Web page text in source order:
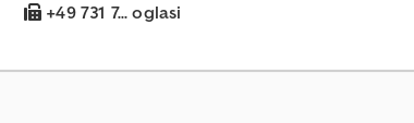
+49 731 7... oglasi